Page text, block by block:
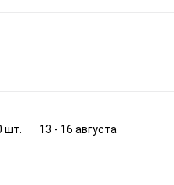
шт. 13 - 16 августа